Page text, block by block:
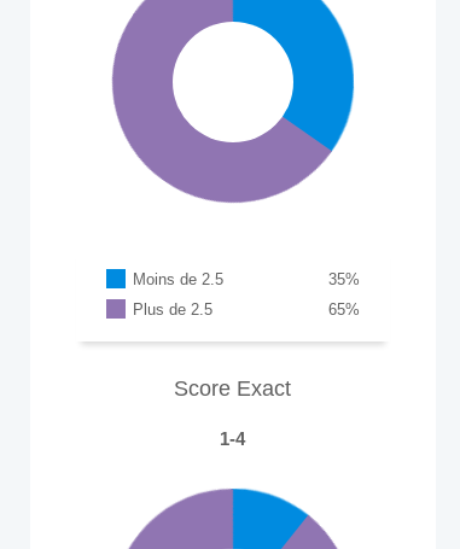
Moins de 2.5 %
35
Plus de 2.5
%
65
Score Exact
1-4